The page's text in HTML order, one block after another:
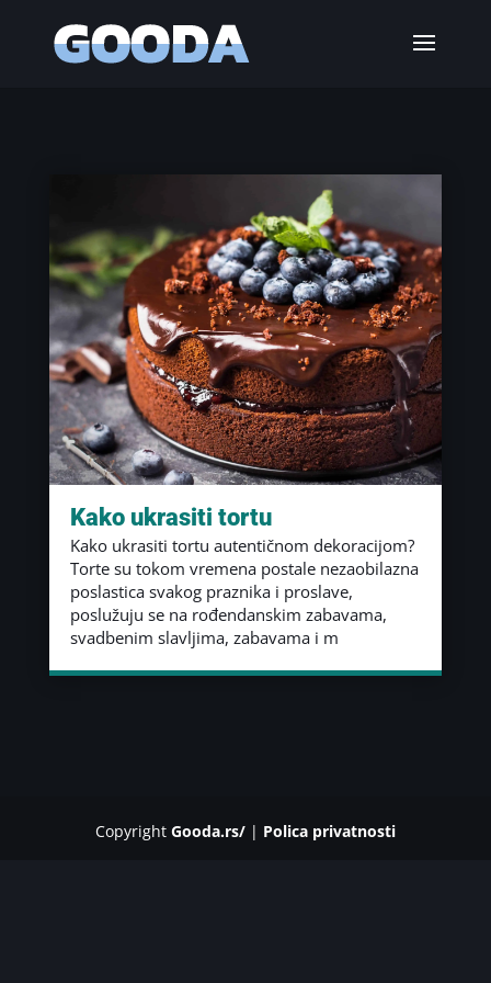
Kako ukrasiti tortu
Kako ukrasiti tortu autentičnom dekoracijom?
Torte su tokom vremena postale nezaobilazna
poslastica svakog praznika i proslave,
poslužuju se na rođendanskim zabavama,
svadbenim slavljima, zabavama i m
Copyright Gooda.rs/| Polica privatnosti